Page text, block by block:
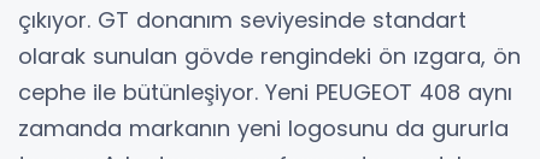
çıkıyor. GT donanım seviyesinde standart
olarak sunulan gövde rengindeki ön ızgara, ön
cephe ile bütünleşiyor. Yeni PEUGEOT 408 aynı
zamanda markanın yeni logosunu da gururla